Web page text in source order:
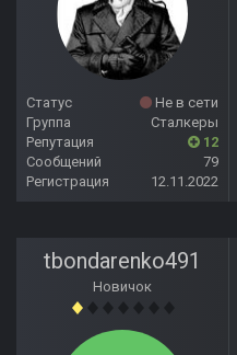
Статус
Не в сети
Группа
Сталкеры
Репутация
12
Сообщений
79
Регистрация
12.11.2022
tbondarenko491
Новичок